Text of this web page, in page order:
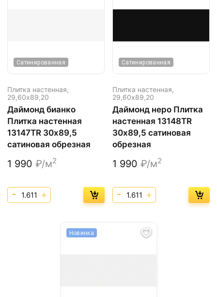
Сатинированная
Плитка настенная,
29,60х89,20
Даймонд бианко
Плитка настенная
13147TR 30х89,5
сатиновая обрезная
1 990 ₽/м2
Сатинированная
Плитка настенная,
29,60х89,20
Даймонд неро Плитка
настенная 13148TR
30х89,5 сатиновая
обрезная
1 990 ₽/м2
Новинка